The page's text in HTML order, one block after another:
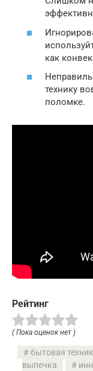
как
технику
поломке.
Рейтинг
( Пока оценок нет )
бытовая
выпечка